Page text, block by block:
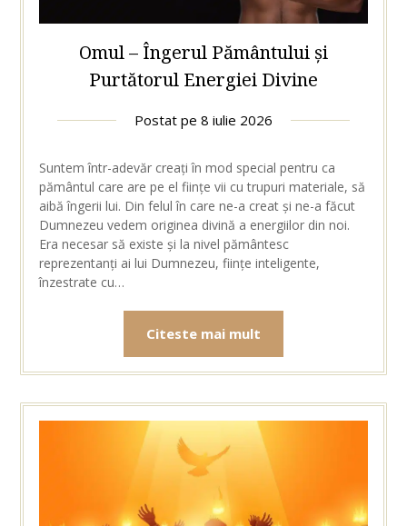
Omul – Îngerul Pământului și
Purtătorul Energiei Divine
Postat pe 8 iulie 2026
Suntem într-adevăr creați în mod special pentru ca
pământul care are pe el ființe vii cu trupuri materiale, să
aibă îngerii lui. Din felul în care ne-a creat și ne-a făcut
Dumnezeu vedem originea divină a energiilor din noi.
Era necesar să existe și la nivel pământesc
reprezentanți ai lui Dumnezeu, ființe inteligente,
înzestrate cu…
Citeste mai mult